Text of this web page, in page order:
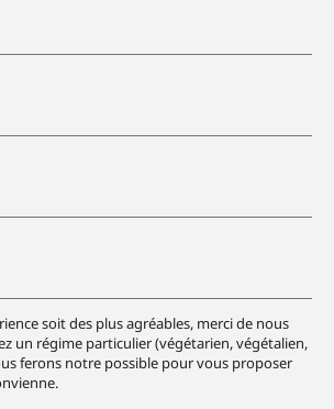
soit des plus agréables, merci de nous
un régime particulier (végétarien, végétalien,
ferons notre possible pour vous proposer